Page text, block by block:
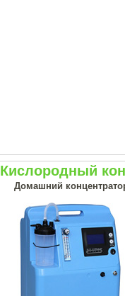
Кислородный
Домашний